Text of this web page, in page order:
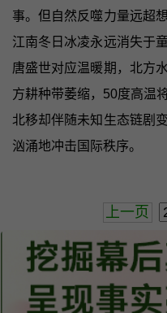
事。但自然反噬力量远超
江南冬日冰凌永远消失于
唐盛世对应温暖期，北方
方耕种带萎缩，50度高温
北移却伴随未知生态链剧
汹涌地冲击国际秩序。
上一页